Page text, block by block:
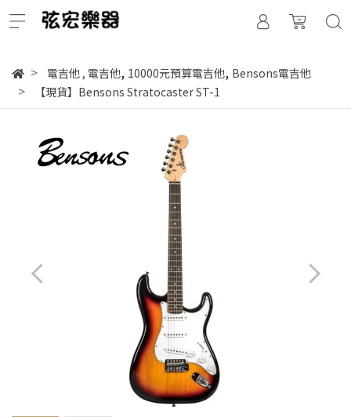
電吉他, 電吉他, 10000元預算電吉他, Bensons電吉他
【現貨】Bensons Stratocaster ST-1